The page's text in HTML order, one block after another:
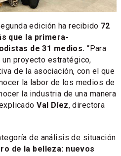
edición ha recibido 72
que la primera-
de 31 medios. “Para
proyecto estratégico,
de la asociación, con el que
la labor de los medios de
la industria de una manera
Val Díez, directora
de análisis de situación
de la belleza: nuevos